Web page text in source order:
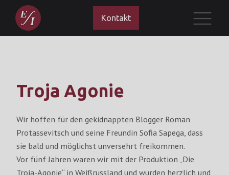
Kontakt
Troja Agonie
Wir hoffen für den gekidnappten Blogger Roman
Protassevitsch und seine Freundin Sofia Sapega, dass
sie bald und möglichst unversehrt freikommen.
Vor fünf Jahren waren wir mit der Produktion „Die
Troja-Agonie“ in Weißrussland und wurden herzlich und